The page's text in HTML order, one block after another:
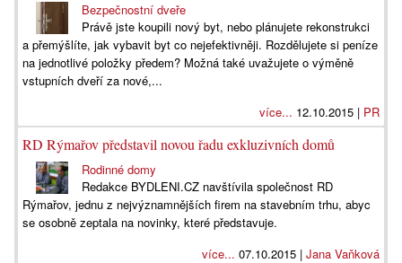
Bezpečnostní dveře
Právě jste koupili nový byt, nebo plánujete rekonstrukci
a přemýšlíte, jak vybavit byt co nejefektivněji. Rozdělujete si peníze
na jednotlivé položky předem? Možná také uvažujete o výměně
vstupních dveří za nové,...
více... 12.10.2015 | PR
RD Rýmařov představil novou řadu exkluzivních domů
Rodinné domy
Redakce BYDLENI.CZ navštívila společnost RD
Rýmařov, jednu z nejvýznamnějších firem na stavebním trhu, abyc
se osobně zeptala na novinky, které představuje.
více... 07.10.2015 | Jana Vaňková